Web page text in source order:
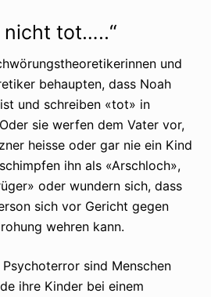
nicht tot…..“
und
behaupten, dass Noah
und schreiben «tot» in
sie werfen dem Vater vor,
heisse oder gar nie ein Kind
ihn als «Arschloch»,
oder wundern sich, dass
sich vor Gericht gegen
wehren kann.
sind Menschen
ihre Kinder bei einem